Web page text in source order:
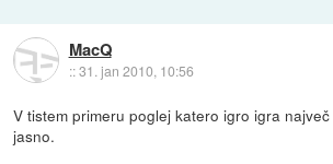
MacQ
::31. jan 2010, 10:56
V tistem primeru poglej katero igro igra
jasno.